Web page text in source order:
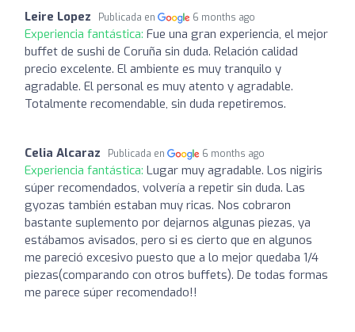
Leire Lopez Publicada en 6 months ago
Experiencia fantástica: Fue una gran experiencia, el mejor
buffet de sushi de Coruña sin duda. Relación calidad
precio excelente. El ambiente es muy tranquilo y
agradable. El personal es muy atento y agradable.
Totalmente recomendable, sin duda repetiremos.
Celia Alcaraz Publicada en 6 months ago
Experiencia fantástica: Lugar muy agradable. Los nigiris
súper recomendados, volvería a repetir sin duda. Las
gyozas también estaban muy ricas. Nos cobraron
bastante suplemento por dejarnos algunas piezas, ya
estábamos avisados, pero si es cierto que en algunos
me pareció excesivo puesto que a lo mejor quedaba 1/4
piezas(comparando con otros buffets). De todas formas
me parece súper recomendado!!